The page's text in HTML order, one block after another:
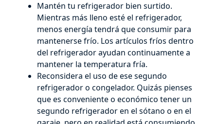
Mantén tu refrigerador bien surtido.
Mientras más lleno esté el refrigerador,
menos energía tendrá que consumir para
mantenerse frío. Los artículos fríos dentro
del refrigerador ayudan continuamente a
mantener la temperatura fría.
Reconsidera el uso de ese segundo
refrigerador o congelador. Quizás pienses
que es conveniente o económico tener un
segundo refrigerador en el sótano o en el